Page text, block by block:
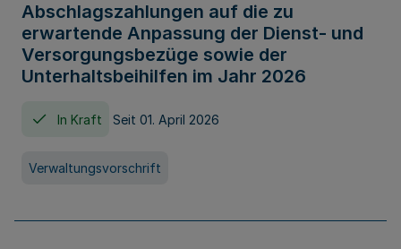
Abschlagszahlungen auf die zu
erwartende Anpassung der Dienst- und
Versorgungsbezüge sowie der
Unterhaltsbeihilfen im Jahr 2026
In Kraft Seit 01. April 2026
Verwaltungsvorschrift